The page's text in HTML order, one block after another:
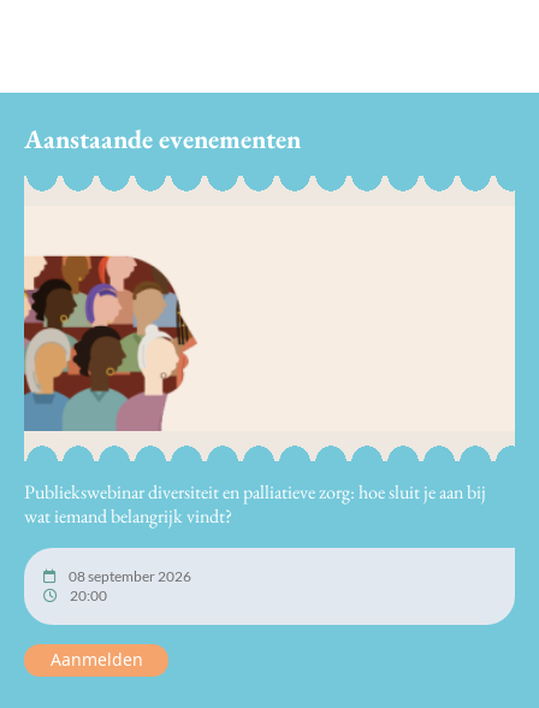
Aanstaande evenementen
Publiekswebinar diversiteit en palliatieve zorg: hoe sluit je aan bij
wat iemand belangrijk vindt?
08 september 2026
20:00
Aanmelden